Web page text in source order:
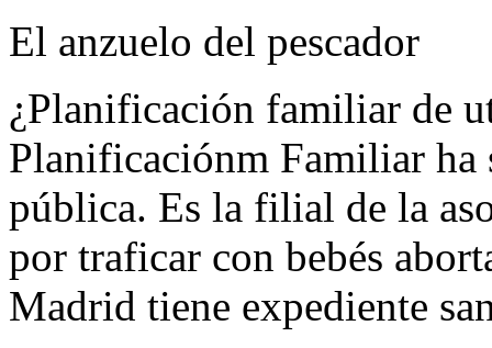
El anzuelo del pescador
¿Planificación familiar de
Planificaciónm Familiar ha
pública. Es la filial de la
por traficar con bebés
Madrid tiene expediente